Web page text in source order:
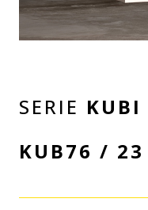
SERIE KUBI
KUB76 / 23